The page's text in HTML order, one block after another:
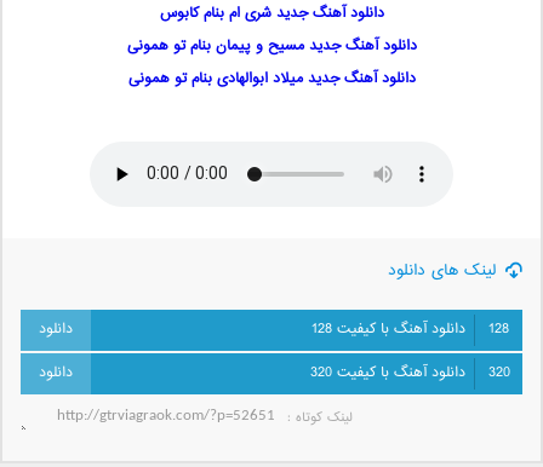
دانلود آهنگ جدید شری ام بنام کابوس
دانلود آهنگ جدید مسیح و پیمان بنام تو همونی
دانلود آهنگ جدید میلاد ابوالهادی بنام تو همونی
لینک های دانلود
128
دانلود آهنگ با کیفیت 128
320
دانلود آهنگ با کیفیت 320
لینک کوتاه‌ :